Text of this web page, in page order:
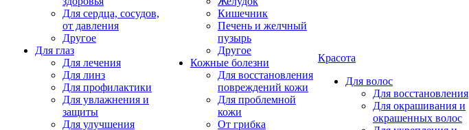
Для сердца, сосудов,
от давления
Другое
Для глаз
Для лечения
Для линз
Для профилактики
Для увлажнения и
защиты
Для улучшения
Кишечник
Печень и желчный
пузырь
Другое
Кожные болезни
Для восстановления
повреждений кожи
Для проблемной
кожи
От грибка
Красота
Для волос
Для восстановления
Для окрашивания и
окрашенных волос